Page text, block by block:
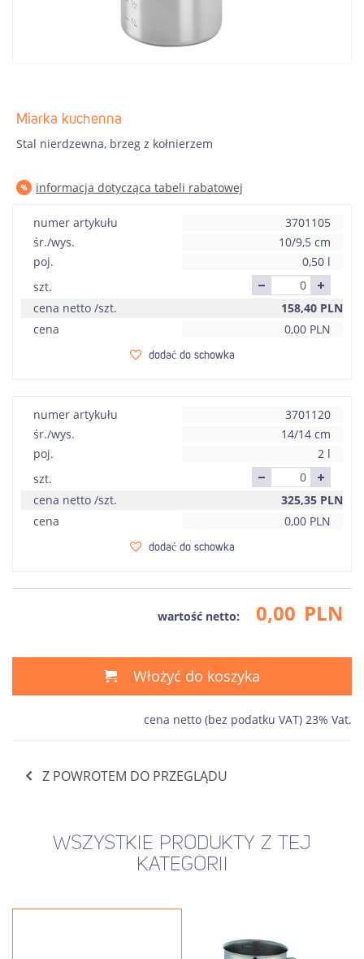
Miarka kuchenna
Stal nierdzewna, brzeg z kołnierzem
informacja dotycząca tabeli rabatowej
numer artykułu
3701105
śr./wys.
10/9,5 cm
poj.
0,50 l
szt.
cena netto /szt.
158,40 PLN
cena
0,00 PLN
dodać do schowka
numer artykułu
3701120
śr./wys.
14/14 cm
poj.
2 l
szt.
cena netto /szt.
325,35 PLN
cena
0,00 PLN
dodać do schowka
wartość netto: 0,00 PLN
Włożyć do koszyka
cena netto (bez podatku VAT) 23% Vat.
Z POWROTEM DO PRZEGLĄDU
WSZYSTKIE PRODUKTY Z TEJ
KATEGORII